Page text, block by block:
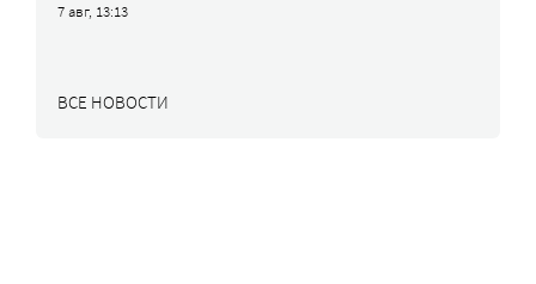
7 авг, 13:13
ВСЕ НОВОСТИ